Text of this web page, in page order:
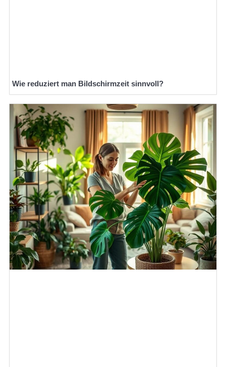
Wie reduziert man Bildschirmzeit sinnvoll?